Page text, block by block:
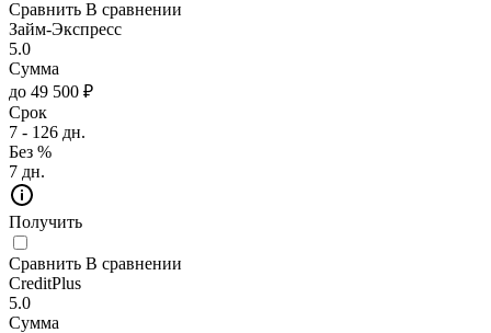
Сравнить В сравнении
Займ-Экспресс
5.0
Сумма
до 49 500 ₽
Срок
7 - 126 дн.
Без %
7 дн.
Получить
Сравнить В сравнении
CreditPlus
5.0
Сумма